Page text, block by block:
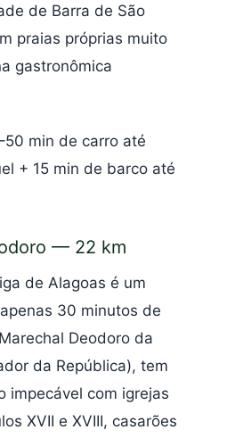
de Barra de São
praias próprias muito
gastronômica
min de carro até
+ 15 min de barco até
— 22 km
de Alagoas é um
30 minutos de
Deodoro da
da República), tem
impecável com igrejas
XVII e XVIII, casarões